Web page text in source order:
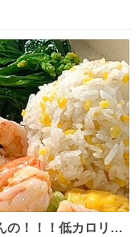
こよすぎる 指を差し
っしゃるのでしょ
の！！！低カロリー